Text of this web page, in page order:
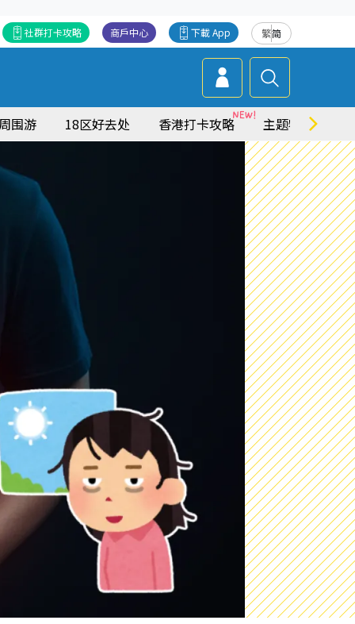
繁简
下載 App
商戶中心
社群打卡攻略
围游 18区好去处 香港打卡攻略 主题特集